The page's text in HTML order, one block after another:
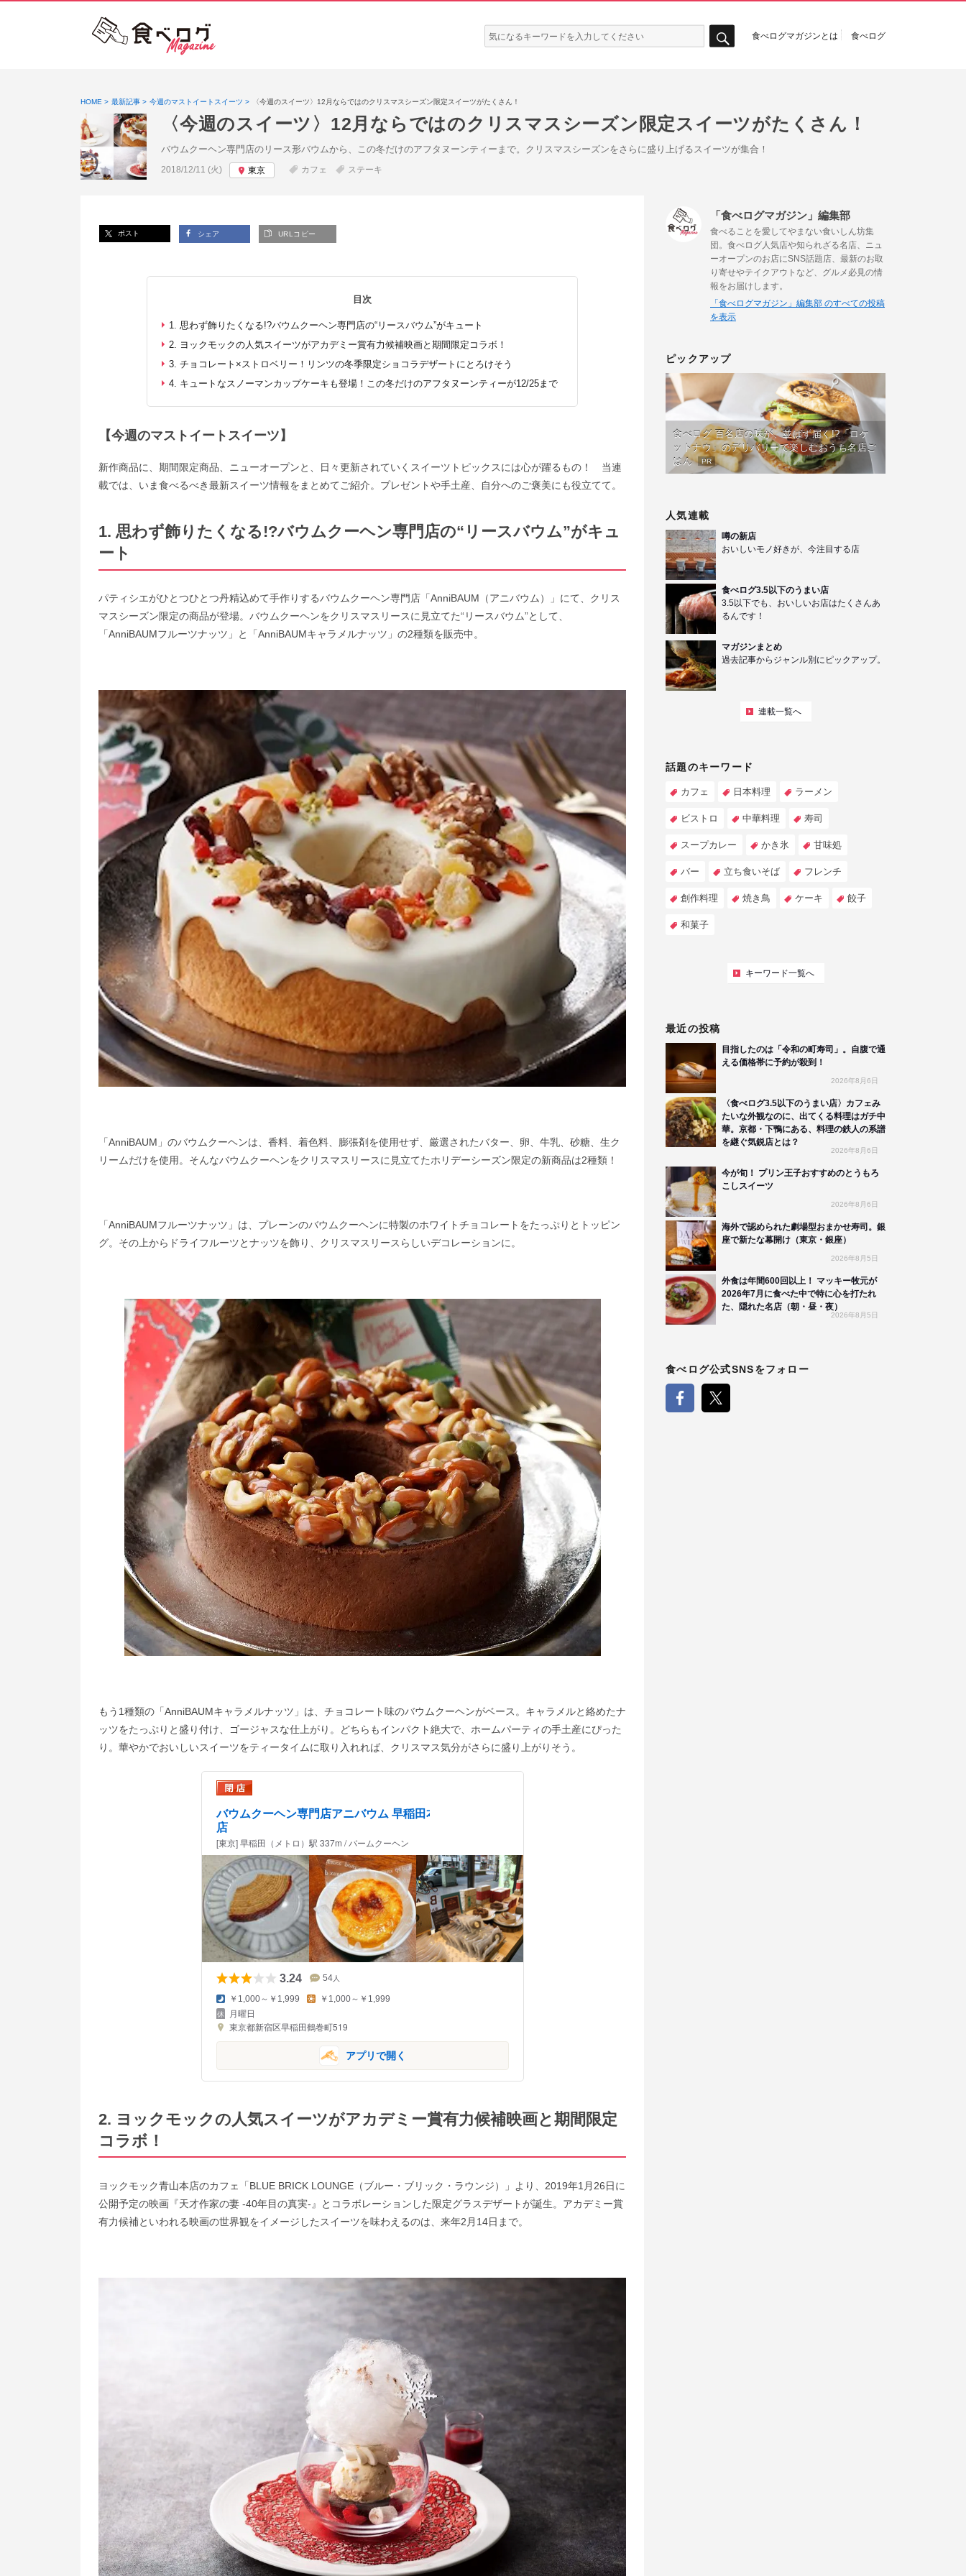
検
索:
食べログマガジンとは 食べログ
HOME 最新記事 今週のマストイートスイーツ 〈今週のスイーツ〉12月ならではのクリスマスシーズン限定スイーツがたくさん！
〈今週のスイーツ〉12月ならではのクリスマスシーズン限定スイーツがたくさん！
バウムクーヘン専門店のリース形バウムから、この冬だけのアフタヌーンティーまで。クリスマスシーズンをさらに盛り上げるスイーツが集合！
投稿日:
2018/12/11 (火) 東京 カフェ ステーキ
ポスト シェア URLコピー
目次
1. 思わず飾りたくなる!?バウムクーヘン専門店の“リースバウム”がキュート
2. ヨックモックの人気スイーツがアカデミー賞有力候補映画と期間限定コラボ！
3. チョコレート×ストロベリー！リンツの冬季限定ショコラデザートにとろけそう
4. キュートなスノーマンカップケーキも登場！この冬だけのアフタヌーンティーが12/25まで
【今週のマストイートスイーツ】
新作商品に、期間限定商品、ニューオープンと、日々更新されていくスイーツトピックスには心が躍るもの！ 当連
載では、いま食べるべき最新スイーツ情報をまとめてご紹介。プレゼントや手土産、自分へのご褒美にも役立てて。
1. 思わず飾りたくなる!?バウムクーヘン専門店の“リースバウム”がキュ
ート
パティシエがひとつひとつ丹精込めて手作りするバウムクーヘン専門店「AnniBAUM（アニバウム）」にて、クリス
マスシーズン限定の商品が登場。バウムクーヘンをクリスマスリースに見立てた“リースバウム”として、
「AnniBAUMフルーツナッツ」と「AnniBAUMキャラメルナッツ」の2種類を販売中。
「AnniBAUM」のバウムクーヘンは、香料、着色料、膨張剤を使用せず、厳選されたバター、卵、牛乳、砂糖、生ク
リームだけを使用。そんなバウムクーヘンをクリスマスリースに見立てたホリデーシーズン限定の新商品は2種類！
「AnniBAUMフルーツナッツ」は、プレーンのバウムクーヘンに特製のホワイトチョコレートをたっぷりとトッピン
グ。その上からドライフルーツとナッツを飾り、クリスマスリースらしいデコレーションに。
もう1種類の「AnniBAUMキャラメルナッツ」は、チョコレート味のバウムクーヘンがベース。キャラメルと絡めたナ
ッツをたっぷりと盛り付け、ゴージャスな仕上がり。どちらもインパクト絶大で、ホームパーティの手土産にぴった
り。華やかでおいしいスイーツをティータイムに取り入れれば、クリスマス気分がさらに盛り上がりそう。
バウムクーヘン専門店アニバウム 早稲田本
店
[東京] 早稲田（メトロ）駅 337m / バームクーヘン
3.24 54人
￥1,000～￥1,999 ￥1,000～￥1,999
月曜日
東京都新宿区早稲田鶴巻町519
アプリで開く
2. ヨックモックの人気スイーツがアカデミー賞有力候補映画と期間限定
コラボ！
ヨックモック青山本店のカフェ「BLUE BRICK LOUNGE（ブルー・ブリック・ラウンジ）」より、2019年1月26日に
公開予定の映画『天才作家の妻 -40年目の真実-』とコラボレーションした限定グラスデザートが誕生。アカデミー賞
有力候補といわれる映画の世界観をイメージしたスイーツを味わえるのは、来年2月14日まで。
「食べログマガジン」編集部
食べることを愛してやまない食いしん坊集
団。食べログ人気店や知られざる名店、ニュ
ーオープンのお店にSNS話題店、最新のお取
り寄せやテイクアウトなど、グルメ必見の情
報をお届けします。
「食べログマガジン」編集部 のすべての投稿
を表示
ピックアップ
食べログ 百名店の味が、並ばず届く!?「ロケ
ットナウ」のデリバリーで楽しむおうち名店ご
はん
PR
人気連載
噂の新店
おいしいモノ好きが、今注目する店
食べログ3.5以下のうまい店
3.5以下でも、おいしいお店はたくさんあ
るんです！
マガジンまとめ
過去記事からジャンル別にピックアップ。
連載一覧へ
話題のキーワード
カフェ 日本料理 ラーメン
ビストロ 中華料理 寿司
スープカレー かき氷 甘味処
バー 立ち食いそば フレンチ
創作料理 焼き鳥 ケーキ 餃子
和菓子
キーワード一覧へ
最近の投稿
目指したのは「令和の町寿司」。自腹で通
える価格帯に予約が殺到！
2026年8月6日
〈食べログ3.5以下のうまい店〉カフェみ
たいな外観なのに、出てくる料理はガチ中
華。京都・下鴨にある、料理の鉄人の系譜
を継ぐ気鋭店とは？
2026年8月6日
今が旬！ プリン王子おすすめのとうもろ
こしスイーツ
2026年8月6日
海外で認められた劇場型おまかせ寿司。銀
座で新たな幕開け（東京・銀座）
2026年8月5日
外食は年間600回以上！ マッキー牧元が
2026年7月に食べた中で特に心を打たれ
た、隠れた名店（朝・昼・夜）
2026年8月5日
食べログ公式SNSをフォロー